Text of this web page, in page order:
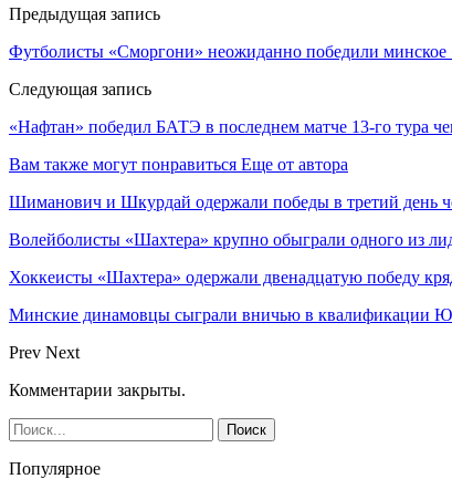
Предыдущая запись
Футболисты «Сморгони» неожиданно победили минское
Следующая запись
«Нафтан» победил БАТЭ в последнем матче 13-го тура
Вам также могут понравиться Еще от автора
Шиманович и Шкурдай одержали победы в третий день
Волейболисты «Шахтера» крупно обыграли одного из
Хоккеисты «Шахтера» одержали двенадцатую победу
Минские динамовцы сыграли вничью в квалификации
Prev Next
Комментарии закрыты.
Популярное